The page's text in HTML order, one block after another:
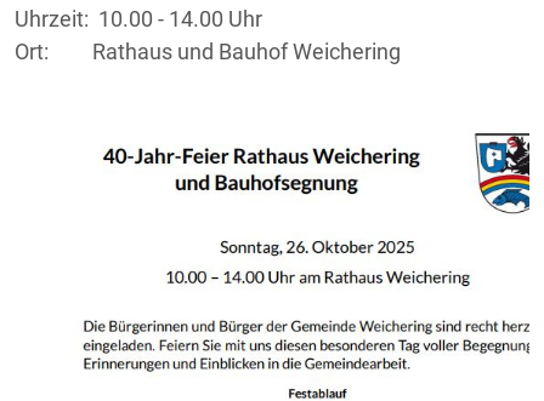
Uhrzeit: 10.00 - 14.00 Uhr
Ort: Rathaus und Bauhof Weichering